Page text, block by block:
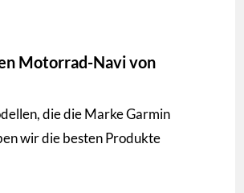
Motorrad-Navi von
die die Marke Garmin
wir die besten Produkte